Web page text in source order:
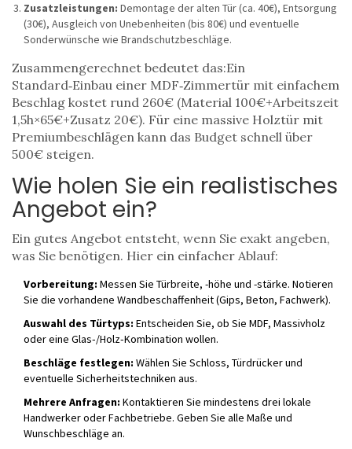
Zusatzleistungen: Demontage der alten Tür (ca. 40€), Entsorgung
(30€), Ausgleich von Unebenheiten (bis 80€) und eventuelle
Sonderwünsche wie Brandschutzbeschläge.
Zusammengerechnet bedeutet das:Ein
Standard‑Einbau einer MDF‑Zimmertür mit einfachem
Beschlag kostet rund 260€ (Material 100€+Arbeitszeit
1,5h×65€+Zusatz 20€). Für eine massive Holztür mit
Premiumbeschlägen kann das Budget schnell über
500€ steigen.
Wie holen Sie ein realistisches
Angebot ein?
Ein gutes Angebot entsteht, wenn Sie exakt angeben,
was Sie benötigen. Hier ein einfacher Ablauf:
Vorbereitung: Messen Sie Türbreite, -höhe und -stärke. Notieren
Sie die vorhandene Wandbeschaffenheit (Gips, Beton, Fachwerk).
Auswahl des Türtyps: Entscheiden Sie, ob Sie MDF, Massivholz
oder eine Glas‑/Holz‑Kombination wollen.
Beschläge festlegen: Wählen Sie Schloss, Türdrücker und
eventuelle Sicherheitstechniken aus.
Mehrere Anfragen: Kontaktieren Sie mindestens drei lokale
HandwerkeroderFachbetriebe. Geben Sie alle Maße und
Wunschbeschläge an.